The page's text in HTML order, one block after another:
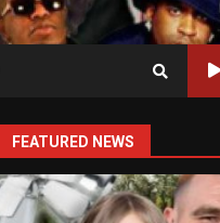
FEATURED NEWS